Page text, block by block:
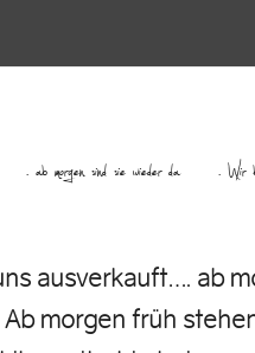
ab morgen sind sie wieder da…. Wir
ausverkauft…. ab
morgen früh